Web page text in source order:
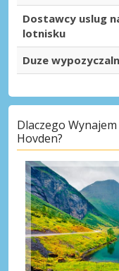
Dostawcy uslug
lotnisku
Duze
Dlaczego
Hovden?